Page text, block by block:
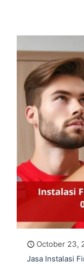
October 23,
Jasa Instalasi